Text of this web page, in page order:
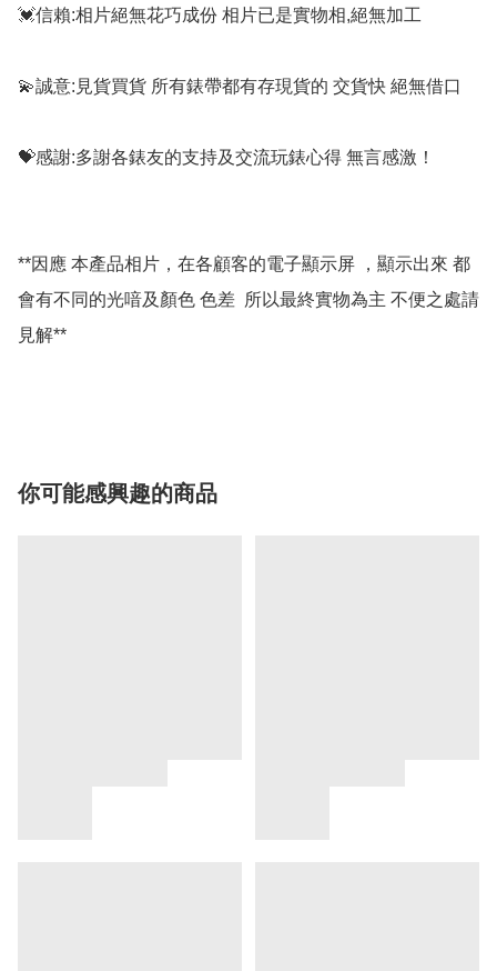
💓信賴:相片絕無花巧成份 相片已是實物相,絕無加工
💫誠意:見貨買貨 所有錶帶都有存現貨的 交貨快 絕無借口
💝感謝:多謝各錶友的支持及交流玩錶心得 無言感激！
**因應 本產品相片，在各顧客的電子顯示屏 ，顯示出來 都
會有不同的光喑及顏色 色差  所以最終實物為主 不便之處請
見解**
你可能感興趣的商品